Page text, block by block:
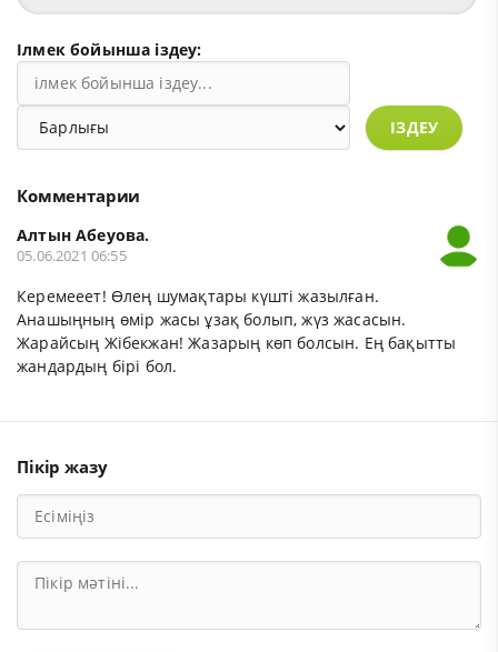
Ілмек бойынша іздеу:
ІЗДЕУ
Комментарии
Алтын Абеуова.
05.06.2021 06:55
Керемееет! Өлең шумақтары күшті жазылған.
Анашыңның өмір жасы ұзақ болып, жүз жасасын.
Жарайсың Жібекжан! Жазарың көп болсын. Ең бақытты
жандардың бірі бол.
Пікір жазу